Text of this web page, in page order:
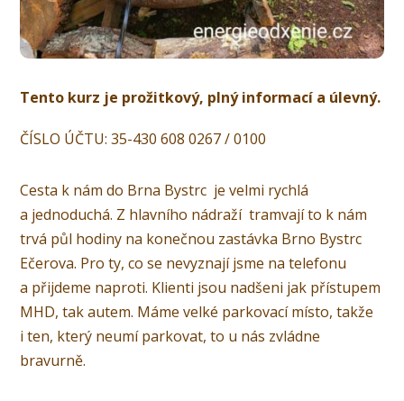
Tento kurz je prožitkový, plný informací a úlevný.
ČÍSLO ÚČTU: 35-430 608 0267 / 0100
Cesta k nám do Brna Bystrc je velmi rychlá
a jednoduchá. Z hlavního nádraží tramvají to k nám
trvá půl hodiny na konečnou zastávka Brno Bystrc
Ečerova. Pro ty, co se nevyznají jsme na telefonu
a přijdeme naproti. Klienti jsou nadšeni jak přístupem
MHD, tak autem. Máme velké parkovací místo, takže
i ten, který neumí parkovat, to u nás zvládne
bravurně.